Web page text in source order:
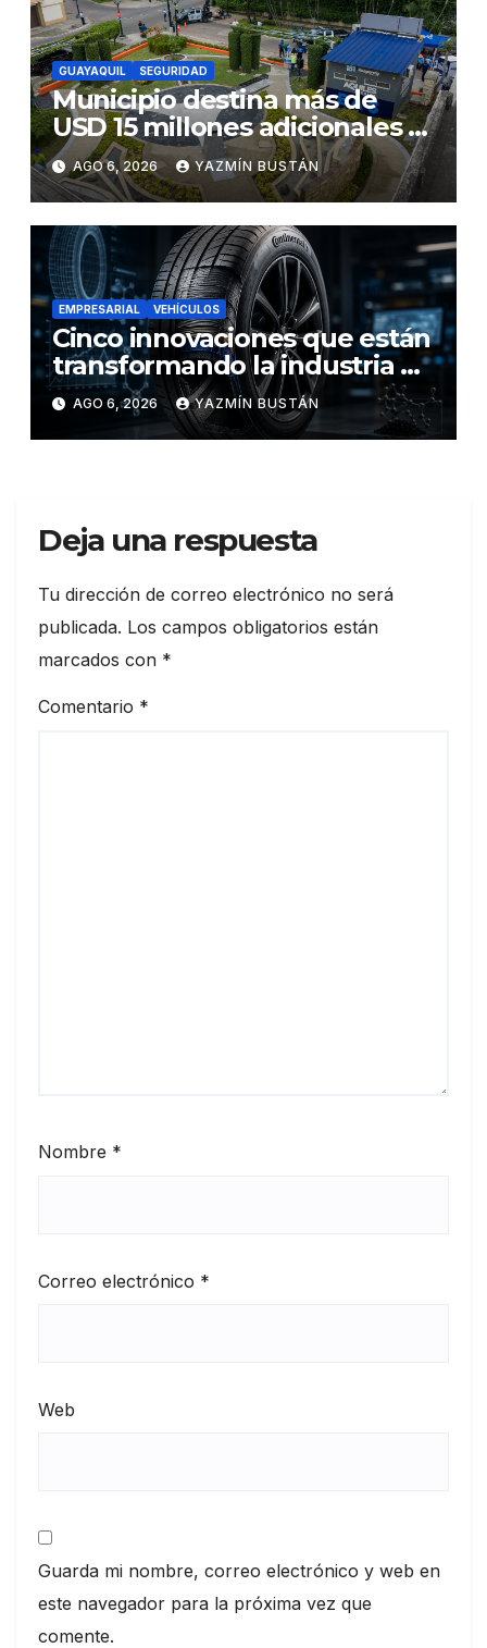
GUAYAQUIL SEGURIDAD
Municipio destina más de
USD 15 millones adicionales a
SEGURA EP para fortalecer la
seguridad ciudadana
AGO 6, 2026 YAZMÍN BUSTÁN
EMPRESARIAL VEHÍCULOS
Cinco innovaciones que están
transformando la industria de
los neumáticos y redefinen el
futuro de la movilidad
AGO 6, 2026 YAZMÍN BUSTÁN
Deja una respuesta
Tu dirección de correo electrónico no será
publicada. Los campos obligatorios están
marcados con *
Comentario *
Nombre *
Correo electrónico *
Web
Guarda mi nombre, correo electrónico y web en
este navegador para la próxima vez que
comente.